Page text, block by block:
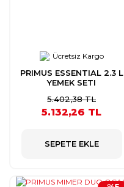
Ücretsiz Kargo
PRIMUS ESSENTIAL 2.3 L
YEMEK SETI
5.402,38 TL
5.132,26 TL
SEPETE EKLE